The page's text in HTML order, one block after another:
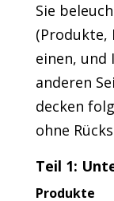
Sie
(Produkte,
einen,
anderen
decken
ohne
Teil 1:
Produkte